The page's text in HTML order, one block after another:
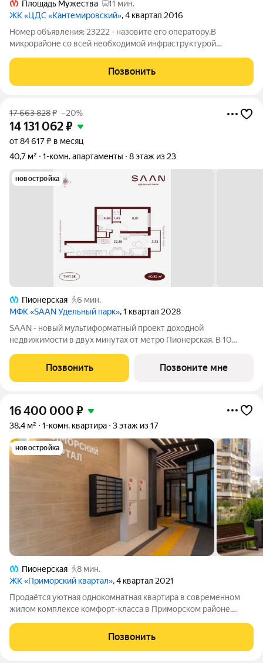
Площадь Мужества
11 мин.
ЖК «ЦДС «Кантемировский», 4 квартал 2016
Номер объявления: 23222 - назовите его оператору.В
микрорайоне со всей необходимой инфраструктурой
лоджией 7м2. Последняя квартира в секции на этаже и имеет
двойную стену с соседней парадной, и
Позвонить
17 663 828₽ –20%
14 131 062₽
от 84 617 ₽ в месяц
40,7 м²
1-комн. апартаменты 8 этаж из 23
новостройка
Пионерская
6 мин.
МФК «SAAN Удельный парк», 1 квартал 2028
SAAN - новый мультиформатный проект доходной
недвижимости в двух минутах от метро Пионерская. В 10
представлены различные варианты: от компактных студий до
просторных резиденций с панорамными
Позвонить Позвоните мне
16 400 000 ₽
38,4 м² 1-комн. квартира 3 этаж из 17
новостройка
Пионерская
8 мин.
ЖК «Приморский квартал», 4 квартал 2021
Продаётся уютная однокомнатная квартира в современном
жилом комплексе комфорт-класса в Приморском районе.
кухня правильной формы, лоджия, удобная прихожая. Соседи -
без проблем. Дом расположен
Позвонить